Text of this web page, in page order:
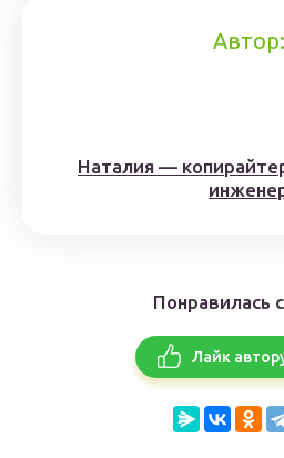
Автор:
Наталия —
Понравилась
Лайк